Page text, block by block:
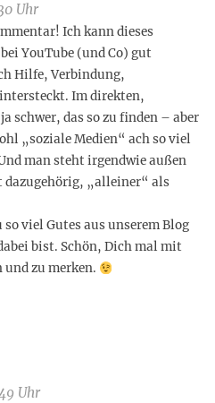
Uhr
Ich kann dieses
YouTube (und Co) gut
Hilfe, Verbindung,
Im direkten,
schwer, das so zu finden – aber
„soziale Medien“ ach so viel
man steht irgendwie außen
„alleiner“ als
viel Gutes aus unserem Blog
bist. Schön, Dich mal mit
und zu merken.
Uhr